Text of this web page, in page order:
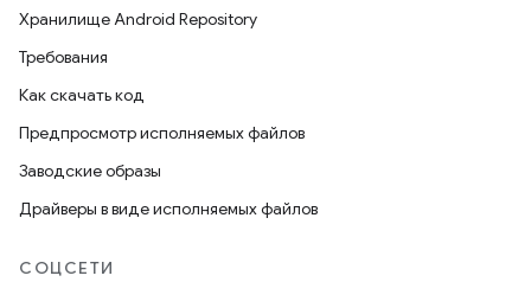
Хранилище Android Repository
Требования
Как скачать код
Предпросмотр исполняемых файлов
Заводские образы
Драйверы в виде исполняемых файлов
СОЦСЕТИ